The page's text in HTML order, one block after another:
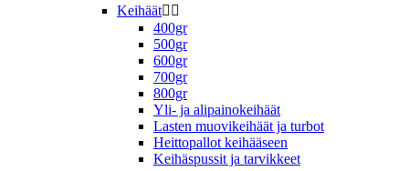
Keihäät 
400gr
500gr
600gr
700gr
800gr
Yli- ja alipainokeihäät
Lasten muovikeihäät ja turbot
Heittopallot keihääseen
Keihäspussit ja tarvikkeet